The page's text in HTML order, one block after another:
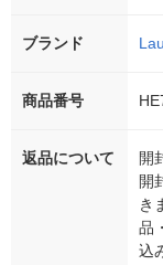
ブランド
商品番号
返品について
開
開
き
品
込